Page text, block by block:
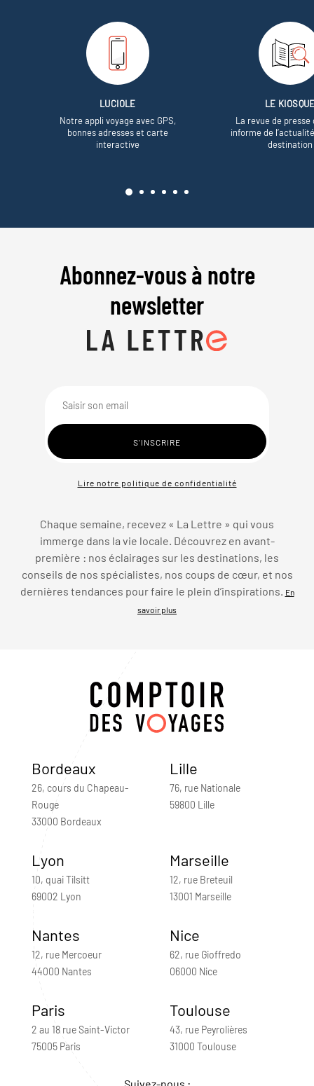
LUCIOLE
Notre appli voyage avec GPS,
bonnes adresses et carte
interactive
LE
La revue de presse
informe de
destination
Abonnez-vous à notre
newsletter
Lire notre politique de confidentialité
Chaque semaine, recevez « La Lettre » qui vous
immerge dans la vie locale. Découvrez en avant-
première : nos éclairages sur les destinations, les
conseils de nos spécialistes, nos coups de cœur, et nos
dernières tendances pour faire le plein d’inspirations.
En
savoir plus
Bordeaux
26, cours du Chapeau-
Rouge
33000 Bordeaux
Lille
76, rue Nationale
59800 Lille
Lyon
10, quai Tilsitt
69002 Lyon
Marseille
12, rue Breteuil
13001 Marseille
Nantes
12, rue Mercoeur
44000 Nantes
Nice
62, rue Gioffredo
06000 Nice
Paris
2 au 18 rue Saint-Victor
75005 Paris
Toulouse
43, rue Peyrolières
31000 Toulouse
Suivez-nous :